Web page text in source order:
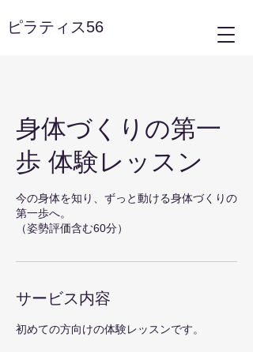
ピラティス56
身体づくりの第一
歩 体験レッスン
今の身体を知り、ずっと動ける身体づくりの
第一歩へ。
（姿勢評価含む60分）
サービス内容
初めての方向けの体験レッスンです。